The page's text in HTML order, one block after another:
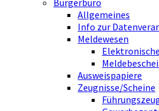
Allgemeines
Info zur
Meldewesen
Ausweispapiere
Zeugnisse/Scheine